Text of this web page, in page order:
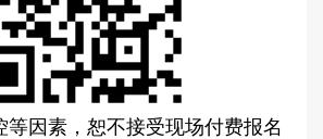
等因素，恕不接受现场付费报名